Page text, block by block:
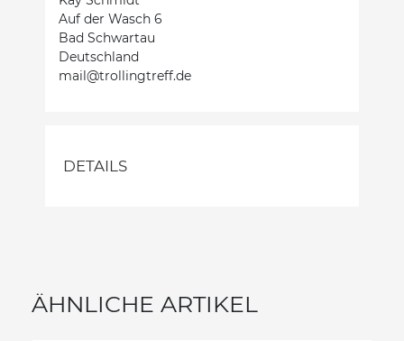
Auf der Wasch 6
Bad Schwartau
Deutschland
mail@trollingtreff.de
DETAILS
ÄHNLICHE ARTIKEL